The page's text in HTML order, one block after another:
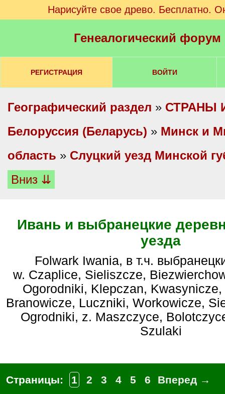
Нарисуйте свое древо. Бесплатно.
Генеалогический
РЕГИСТРАЦИЯ ВОЙТИ
Географический раздел » СТРАНЫ
Белоруссия (Беларусь) » Минск и
область » Слуцкий уезд Минской
Вниз ⇊
Ивань и выбранецкие
уезда
Folwark Iwania, в т.ч.
w. Czaplice, Sieliszcze,
Ogorodniki, Klepczan,
Branowicze, Luczniki, Workowicze,
Ogrodniki, z. Maszczyce,
Szulaki
Страницы: 1 2 3 4 5 6 Вперед →